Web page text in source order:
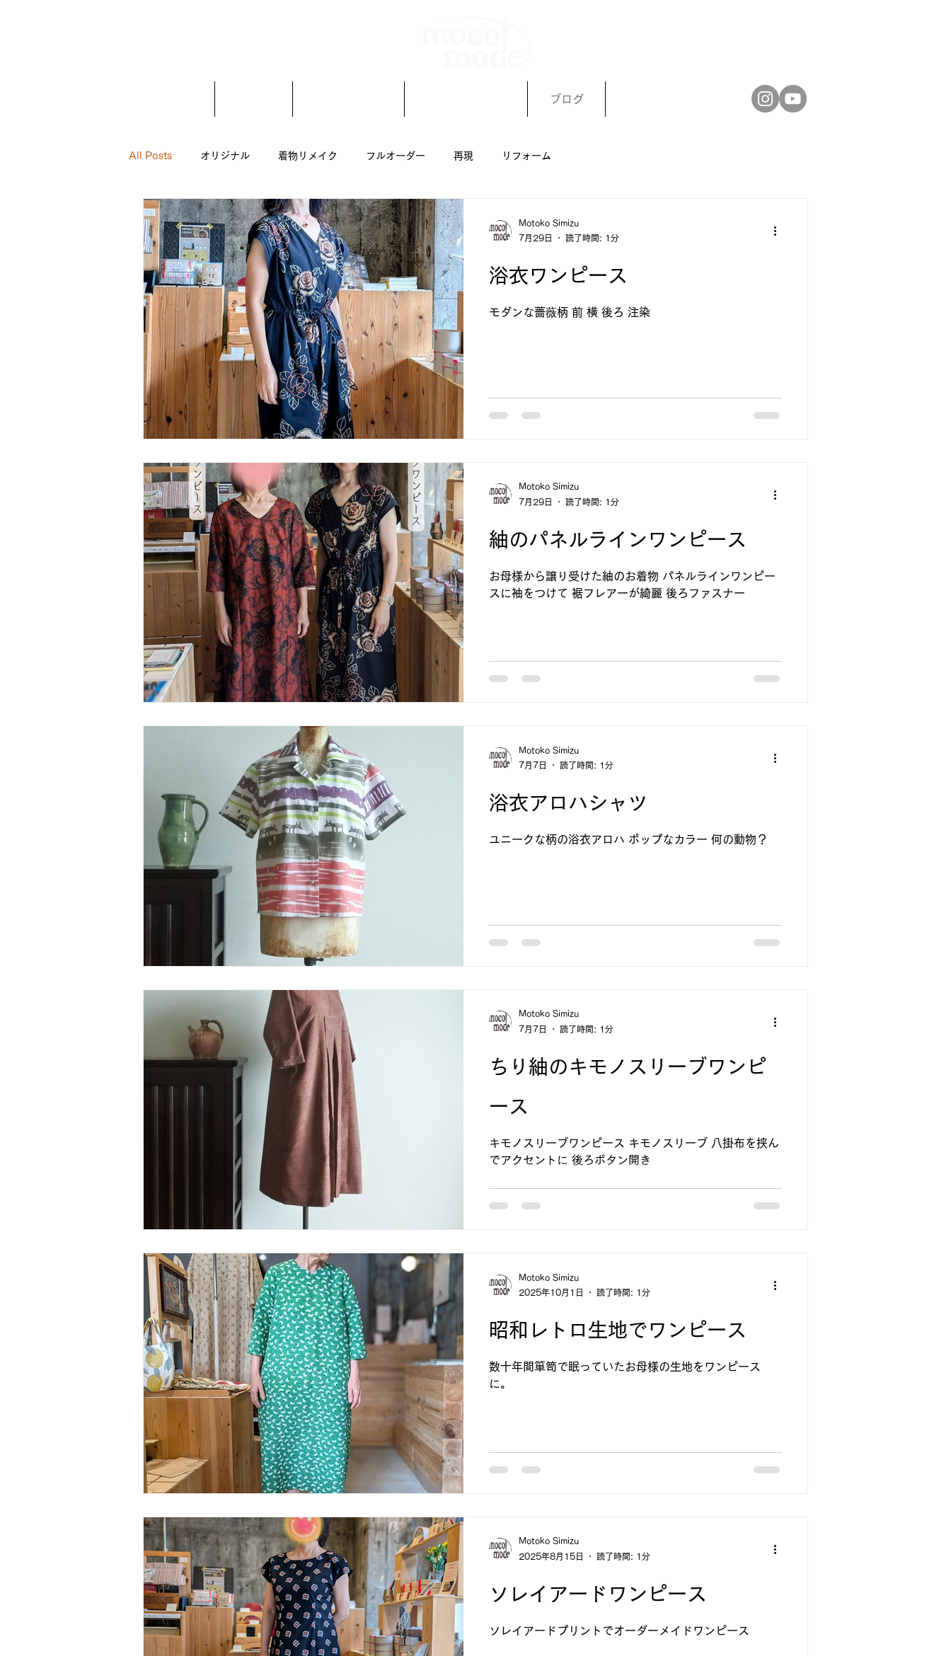
ブログ
All Posts オリジナル 着物リメイク フルオーダー 再現 リフォーム
浴衣ワンピース
モダンな薔薇柄 前 横 後ろ 注染
Motoko Simizu
7月29日
読了時間: 1分
紬のパネルラインワンピース
お母様から譲り受けた紬のお着物 パネルラインワンピー
スに袖をつけて 裾フレアーが綺麗 後ろファスナー
Motoko Simizu
7月29日
読了時間: 1分
浴衣アロハシャツ
ユニークな柄の浴衣アロハ ポップなカラー 何の動物？
Motoko Simizu
7月7日
読了時間: 1分
ちり紬のキモノスリーブワンピ
ース
キモノスリーブワンピース キモノスリーブ 八掛布を挟ん
でアクセントに 後ろボタン開き
Motoko Simizu
7月7日
読了時間: 1分
昭和レトロ生地でワンピース
数十年間箪笥で眠っていたお母様の生地をワンピース
に。
Motoko Simizu
2025年10月1日
読了時間: 1分
ソレイアードワンピース
ソレイアードプリントでオーダーメイドワンピース
Motoko Simizu
2025年8月15日
読了時間: 1分